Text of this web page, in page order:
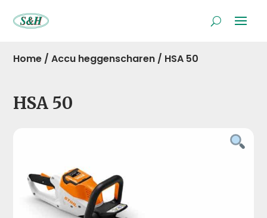
Home /Accu heggenscharen / HSA 50
HSA 50